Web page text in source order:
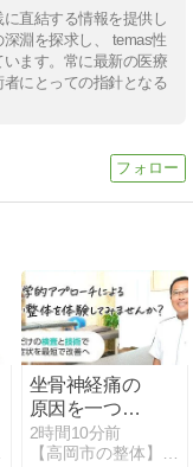
直結する情報を提供し
淵を探求し、 temas性
ます。常に最新の医療
にとっての指針となる
坐骨神経痛の
原因を一つに
決めつける前
に知っておき
2時間10分前
【高岡市の整体】医師も通院する「サトウ整体院・高岡本院」